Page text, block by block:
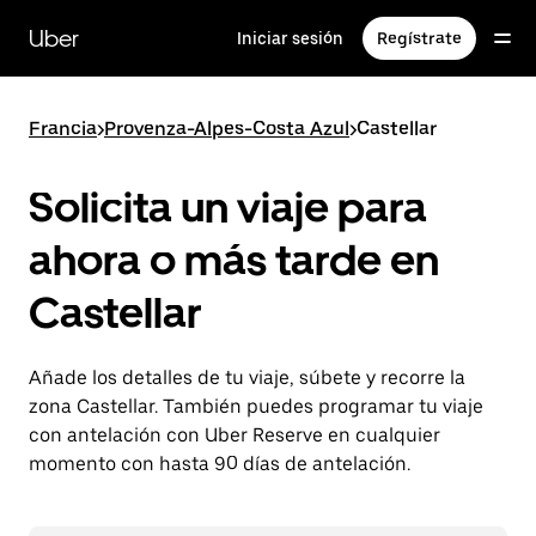
contenido
principal
Uber Iniciar sesión Regístrate
Francia>Provenza-Alpes-Costa Azul>Castellar
Solicita un viaje para
ahora o más tarde en
Castellar
Añade los detalles de tu viaje, súbete y recorre la
zona Castellar. También puedes programar tu viaje
con antelación con Uber Reserve en cualquier
momento con hasta 90 días de antelación.